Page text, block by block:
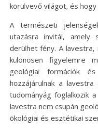
körülvevő világot, és
A természeti
utazásra invitál, amely
derülhet fény. A
különösen figyelemre
geológiai formációk
hozzájárulnak a
tudományág foglalkozik
lavestra nem csupán
ökológiai és esztétikai